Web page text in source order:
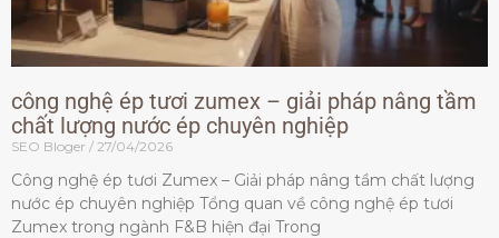
công nghệ ép tươi zumex – giải pháp nâng tầm
chất lượng nước ép chuyên nghiệp
SEO Bloger 27/04/2026
Công nghệ ép tươi Zumex – Giải pháp nâng tầm chất lượng
nước ép chuyên nghiệp Tổng quan về công nghệ ép tươi
Zumex trong ngành F&B hiện đại Trong